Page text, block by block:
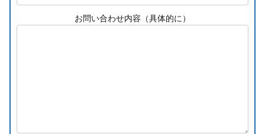
お問い合わせ内容（具体的に）